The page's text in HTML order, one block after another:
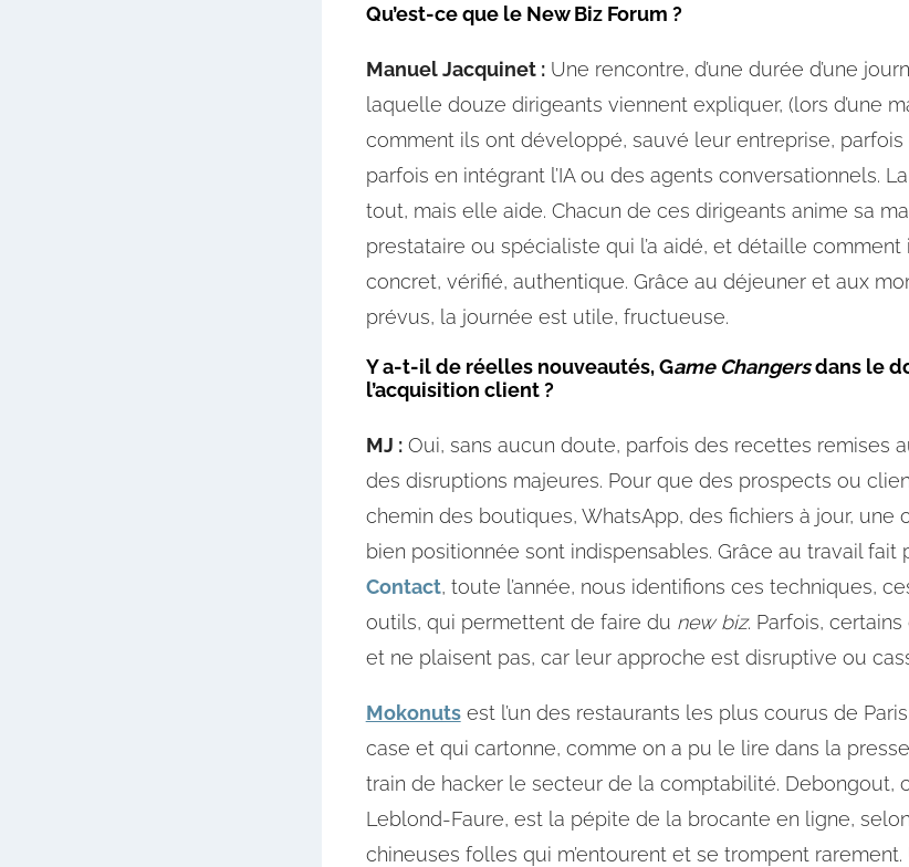
Qu’est-ce que le New Biz Forum ?
Manuel Jacquinet :Une rencontre, d’une durée d’une
laquelle douze dirigeants viennent expliquer, (lors d’une
comment ils ont développé, sauvé leur entreprise, parfois
parfois en intégrant l’IA ou des agents conversationnels.
tout, mais elle aide. Chacun de ces dirigeants anime sa
prestataire ou spécialiste qui l’a aidé, et détaille comment
concret, vérifié, authentique. Grâce au déjeuner et aux
prévus, la journée est utile, fructueuse.
Y a-t-il de réelles nouveautés, Game Changersdans le
l’acquisition client ?
MJ :Oui, sans aucun doute, parfois des recettes remises
des disruptions majeures. Pour que des prospects ou
chemin des boutiques, WhatsApp, des fichiers à jour, une
bien positionnée sont indispensables. Grâce au travail fait
Contact, toute l’année, nous identifions ces techniques,
outils, qui permettent de faire du new biz. Parfois,
et ne plaisent pas, car leur approche est disruptive ou
Mokonutsest l’un des restaurants les plus courus de
case et qui cartonne, comme on a pu le lire dans la
train de hacker le secteur de la comptabilité. Debongout,
Leblond-Faure, est la pépite de la brocante en ligne,
chineuses folles qui m’entourent et se trompent